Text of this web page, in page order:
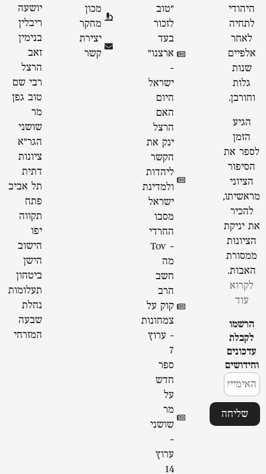
היהודי
לתחיה
לאחר
אלפיים
שנות
גלות
וחורבן.
הגיע
הזמן
לספר את
הסיפור
הציוני
מראשיתו,
להכיר
את יניקת
הציונות
ממסורת
האבות.
לקרוא
עוד
הרשמו
לקבלת
עדכונים
וחידושים
שליחה
״טוב
לזכור
בעד
ארצנו״
-
ישראל
היום
האם
הרצל
ינק את
הקשר
ליהדות
ולמדינת
ישראל
מסבו
החרדי
- Tov
מה
חשב
הרב
קוק על
צמחונות
- ערוץ
7
ספר
חדש
על
מר
שושני
-
ערוץ
14
מכון
מחקר
יצירת
קשר
יושעה
ריבלין
בנימין
זאב
הרצל
רבי שם
טוב גפן
מר
שושני
הגר"א
ציונות
דתית
תל אביב
פתח
תקווה
יפו
הישוב
הישן
ביטחון
תעלומות
נחלת
שבעה
המזרחי